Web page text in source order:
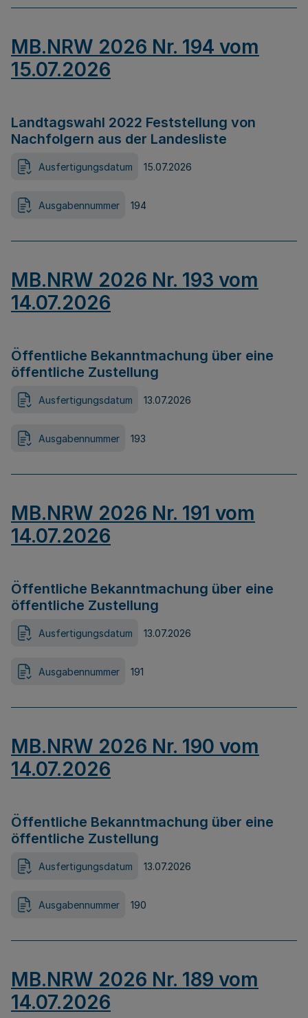
MB.NRW 2026 Nr. 194 vom
15.07.2026
Landtagswahl 2022 Feststellung von
Nachfolgern aus der Landesliste
Ausfertigungsdatum 15.07.2026
Ausgabennummer 194
MB.NRW 2026 Nr. 193 vom
14.07.2026
Öffentliche Bekanntmachung über eine
öffentliche Zustellung
Ausfertigungsdatum 13.07.2026
Ausgabennummer 193
MB.NRW 2026 Nr. 191 vom
14.07.2026
Öffentliche Bekanntmachung über eine
öffentliche Zustellung
Ausfertigungsdatum 13.07.2026
Ausgabennummer 191
MB.NRW 2026 Nr. 190 vom
14.07.2026
Öffentliche Bekanntmachung über eine
öffentliche Zustellung
Ausfertigungsdatum 13.07.2026
Ausgabennummer 190
MB.NRW 2026 Nr. 189 vom
14.07.2026